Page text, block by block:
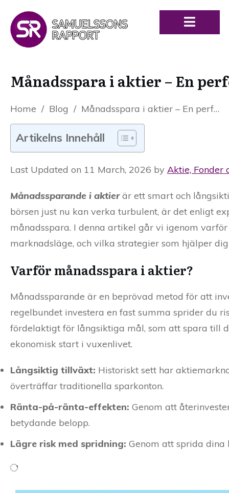
Månadsspara i aktier – En
Home / Blog / Månadsspara i aktier – En perfekt tid att börja spara till dina barn
Artikelns Innehåll
Last Updated on 11 March, 2026 by Aktie, Fonder
Månadssparande i aktierär ett smart och
börsen just nu kan verka turbulent, är det enligt
månadsspara. I denna artikel går vi igenom
marknadsläge, och vilka strategier som hjälper
Varför månadsspara i aktier?
Månadssparande är en beprövad metod för att
regelbundet investera en fast summa sprider du
fördelaktigt för långsiktiga mål, som att spara till
ekonomisk start i vuxenlivet.
Långsiktig tillväxt: Historiskt sett har
överträffar traditionella sparkonton.
Ränta-på-ränta-effekten: Genom att
betydande belopp.
Lägre risk med spridning: Genom att sprida